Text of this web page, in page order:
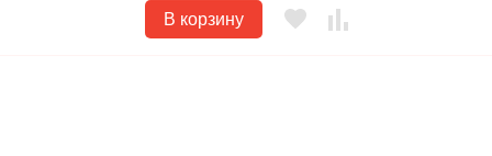
В корзину